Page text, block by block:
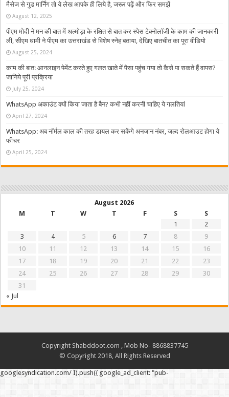
मैसेज से गुड मार्निंग तो ये लेख आपके ही लिये है, जरूर पढ़ें और फिर समझें
August 12, 2025
पीएम मोदी ने मन की बात में अल्मोड़ा के रक्षित से बात कर स्पेस टेक्नोलॉजी के काम की जानकारी
ली, सीएम धामी ने पीएम का उत्तराखंड से विशेष स्नेह बताया, देखिए बातचीत का पूरा वीडियो
August 25, 2024
काम की बात: आनलाइन पेमेंट करते हुए गलत खाते में पैसा पहुंच गया तो कैसे पा सकते हैं वापस?
जानिये पूरी प्रक्रिया
July 25, 2024
WhatsApp अकाउंट क्यों किया जाता है बैन? कभी नहीं करनी चाहिए ये गलतियां
April 27, 2024
WhatsApp: अब नॉर्मल काल की तरह डायल कर सकेंगे अनजान नंबर, जल्द रोलआउट होगा ये
फीचर
April 25, 2024
August 2026
M
T W T F S
S
1
2
3
4 5 6 7 8
9
10
11 12 13 14 15
16
17
18 19 20 21 22
23
24
25 26 27 28 29
30
31
« Jul
Copyright Shabddoot.com , Mob No- 8868837745
© Copyright 2018, All Rights Reserved
googlesyndication.com/ I).push({ google_ad_client: "pub-